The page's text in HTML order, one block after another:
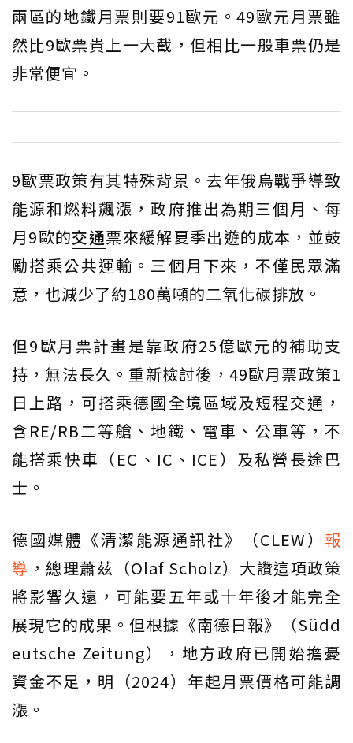
兩區的地鐵月票則要91歐元。49歐元月票雖
然比9歐票貴上一大截，但相比一般車票仍是
非常便宜。
9歐票政策有其特殊背景。去年俄烏戰爭導致
能源和燃料飆漲，政府推出為期三個月、每
月9歐的交通票來緩解夏季出遊的成本，並鼓
勵搭乘公共運輸。三個月下來，不僅民眾滿
意，也減少了約180萬噸的二氧化碳排放。
但9歐月票計畫是靠政府25億歐元的補助支
持，無法長久。重新檢討後，49歐月票政策1
日上路，可搭乘德國全境區域及短程交通，
含RE/RB二等艙、地鐵、電車、公車等，不
能搭乘快車（EC、IC、ICE）及私營長途巴
士。
德國媒體《清潔能源通訊社》（CLEW） 報
導 ，總理蕭茲（Olaf Scholz）大讚這項政策
將影響久遠，可能要五年或十年後才能完全
展現它的成果。但根據《南德日報》（Südd
eutsche Zeitung），地方政府已開始擔憂
資金不足，明（2024）年起月票價格可能調
漲。